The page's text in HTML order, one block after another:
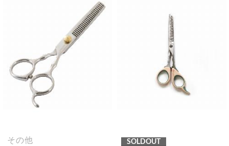
その他
SOLDOUT